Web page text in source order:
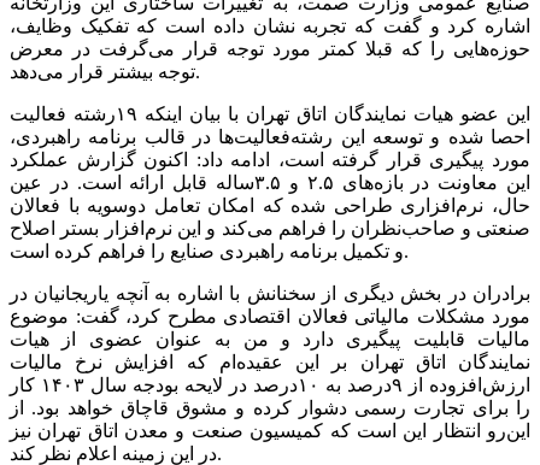
اشاره کرد و گفت که تجربه نشان داده است که تفکیک وظایف،
حوزه‌‌‌هایی را که قبلا کمتر مورد توجه قرار می‌‌‌گرفت در معرض
توجه بیشتر قرار می‌دهد.
این عضو هیات نمایندگان اتاق تهران با بیان اینکه ۱۹رشته فعالیت
احصا شده و توسعه این رشته‌فعالیت‌ها در قالب برنامه راهبردی،
مورد پیگیری قرار گرفته است، ادامه داد: اکنون گزارش عملکرد
این معاونت در بازه‌های ۲.۵ و ۳.۵ساله قابل ارائه است. در عین
حال، نرم‌افزاری طراحی شده که امکان تعامل دوسویه با فعالان
صنعتی و صاحب‌نظران را فراهم می‌کند و این نرم‌‌‌افزار بستر اصلاح
و تکمیل برنامه راهبردی صنایع را فراهم کرده است.
برادران در بخش دیگری از سخنانش با اشاره به آنچه یاریجانیان در
مورد مشکلات مالیاتی فعالان اقتصادی مطرح کرد، گفت: موضوع
مالیات قابلیت پیگیری دارد و من به عنوان عضوی از هیات
نمایندگان اتاق تهران بر این عقیده‌‌‌ام که افزایش نرخ مالیات
ارزش‌افزوده از ۹‌درصد به ۱۰‌درصد در لایحه بودجه سال ۱۴۰۳ کار
را برای تجارت رسمی دشوار کرده و مشوق قاچاق خواهد بود. از
این‌رو انتظار این است که کمیسیون صنعت و معدن اتاق تهران نیز
در این زمینه اعلام نظر کند.